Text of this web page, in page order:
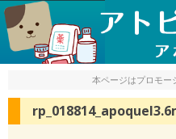
本ページはプロモー